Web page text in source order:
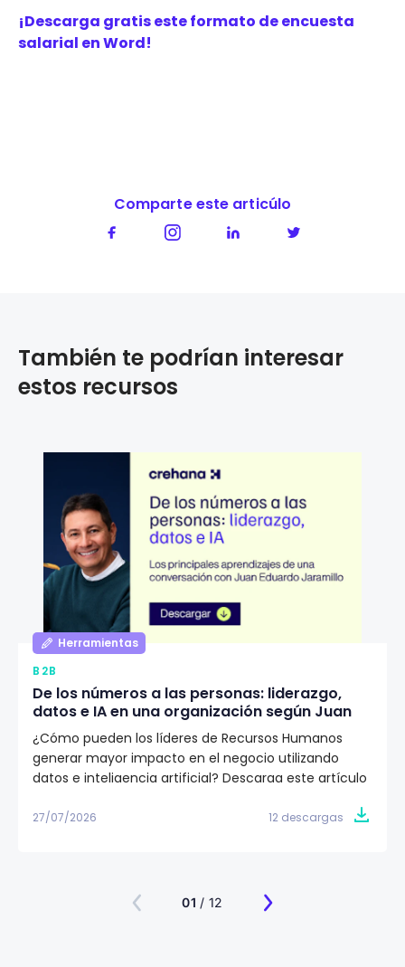
¡Descarga gratis este formato de encuesta
salarial en Word!
Comparte este articúlo
También te podrían interesar
estos recursos
Herramientas
B2B
De los números a las personas: liderazgo,
datos e IA en una organización según Juan
Eduardo Jaramillo
¿Cómo pueden los líderes de Recursos Humanos
generar mayor impacto en el negocio utilizando
datos e inteligencia artificial? Descarga este artículo
VP de Talento Humano en Emtelco, sobre el papel del
27/07/2026 12 descargas
01 / 12